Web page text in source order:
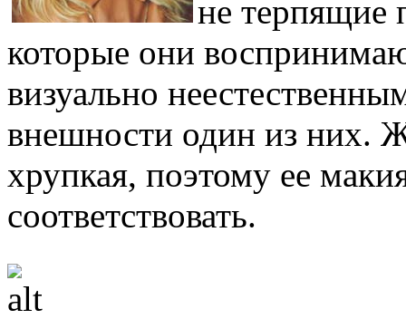
не терпящие
которые они
визуально
внешности один из них.
хрупкая, поэтому ее
соответствовать.